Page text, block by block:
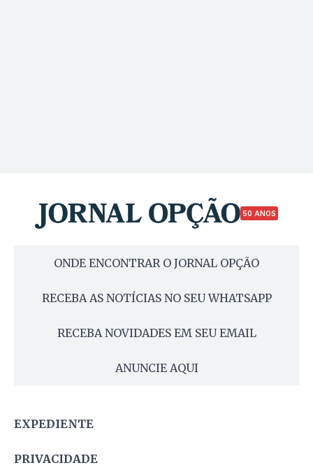
50 ANOS
ONDE ENCONTRAR O JORNAL OPÇÃO
RECEBA AS NOTÍCIAS NO SEU WHATSAPP
RECEBA NOVIDADES EM SEU EMAIL
ANUNCIE AQUI
EXPEDIENTE
PRIVACIDADE